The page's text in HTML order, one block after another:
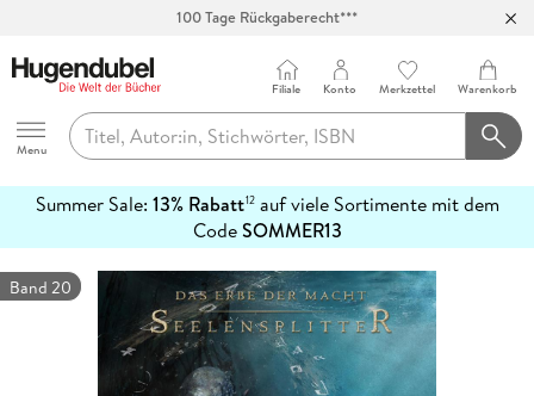
100 Tage Rückgaberecht***
Hugendubel
Menu
Filiale Konto Merkzettel Warenkorb
Summer Sale: 13% Rabatt12auf viele Sortimente mit dem
CodeSOMMER13
erfahren
Band 20